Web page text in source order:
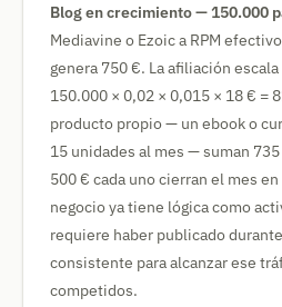
Blog en crecimiento — 150.000
Mediavine o Ezoic a RPM
genera 750 €. La afiliación
150.000 × 0,02 × 0,015 × 18 € =
producto propio — un ebook o
15 unidades al mes — suman
500 € cada uno cierran el mes
negocio ya tiene lógica como
requiere haber publicado
consistente para alcanzar ese
competidos.